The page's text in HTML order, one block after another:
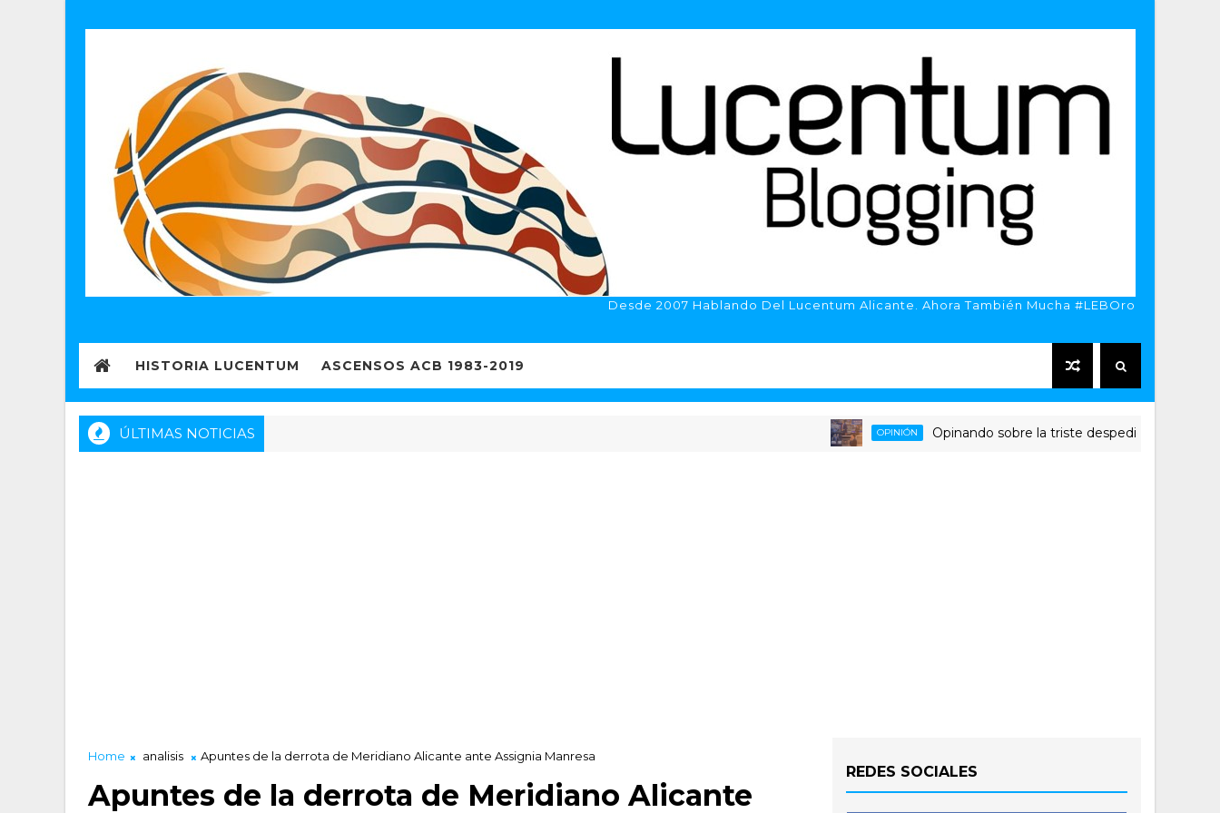
Desde 2007 Hablando Del Lucentum Alicante. Ahora También Mucha #LEBOro
HISTORIA LUCENTUM ASCENSOS ACB 1983-2019
ÚLTIMAS NOTICIAS OPINIÓN Opinando sobre la triste despedida del HLA Alicante
Home analisis Apuntes de la derrota de Meridiano Alicante ante Assignia Manresa
Apuntes de la derrota de Meridiano Alicante
REDES SOCIALES